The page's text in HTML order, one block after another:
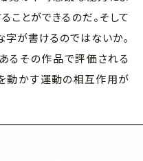
ことができるのだ。そして
が書けるのではないか。
るその作品で評価される
動かす運動の相互作用が